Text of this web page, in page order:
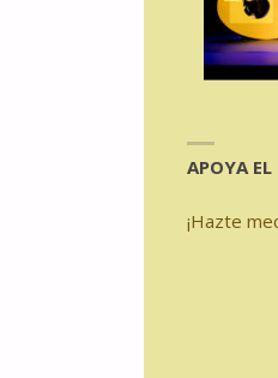
APOYA EL
¡Hazte